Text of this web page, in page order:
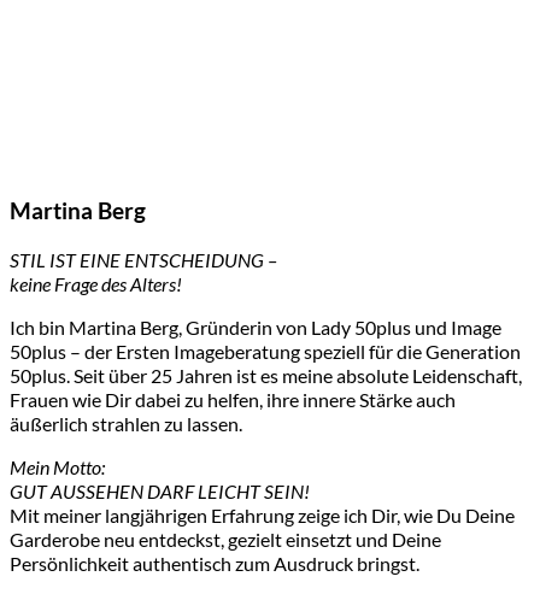
Martina Berg
STIL IST EINE ENTSCHEIDUNG –
keine Frage des Alters!
Ich bin Martina Berg, Gründerin von Lady 50plus und Image
50plus – der Ersten Imageberatung speziell für die Generation
50plus. Seit über 25 Jahren ist es meine absolute Leidenschaft,
Frauen wie Dir dabei zu helfen, ihre innere Stärke auch
äußerlich strahlen zu lassen.
Mein Motto:
GUT AUSSEHEN DARF LEICHT SEIN!
Mit meiner langjährigen Erfahrung zeige ich Dir, wie Du Deine
Garderobe neu entdeckst, gezielt einsetzt und Deine
Persönlichkeit authentisch zum Ausdruck bringst.